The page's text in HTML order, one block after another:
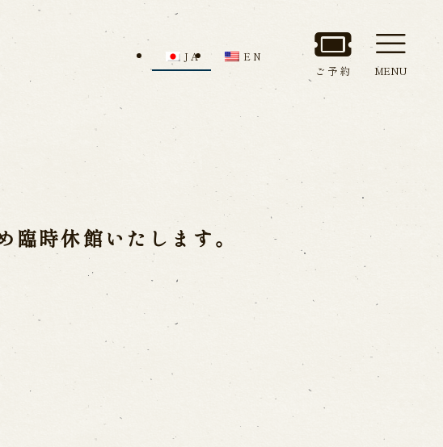
アクセス
問
メールでお問い合わせ
問い合わせ
メールフォームから予約
JA EN
ご予約 MENU
時休館いたします。